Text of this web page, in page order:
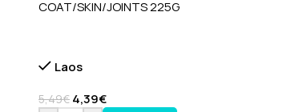
COAT/SKIN/JOINTS 225G
Laos
5,49€ 4,39€